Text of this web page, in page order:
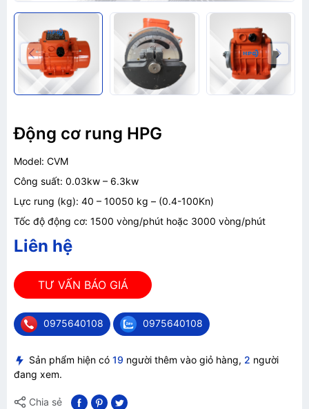
Động cơ rung HPG
Model: CVM
Công suất: 0.03kw – 6.3kw
Lực rung (kg): 40 – 10050 kg – (0.4-100Kn)
Tốc độ động cơ: 1500 vòng/phút hoặc 3000 vòng/phút
Liên hệ
TƯ VẤN BÁO GIÁ
0975640108 0975640108
Sản phẩm hiện có 19 người thêm vào giỏ hàng, 2 người
đang xem.
Chia sẻ